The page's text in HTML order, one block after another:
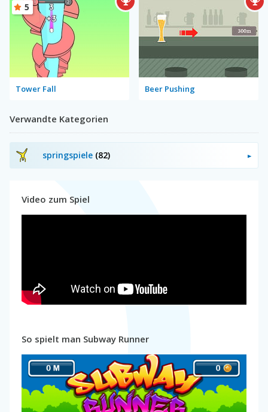
Tower Fall
5
Beer Pushing
Verwandte Kategorien
springspiele (82)
Video zum Spiel
So spielt man Subway Runner